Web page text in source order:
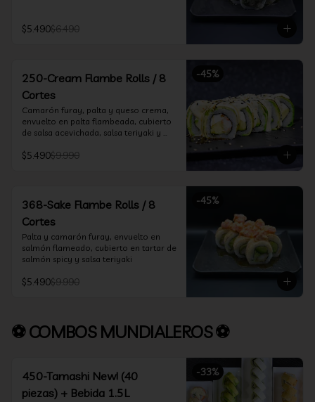
$5.490$6.490
-45%
250-Cream Flambe Rolls / 8
Cortes
Camarón furay, palta y queso crema,
envuelto en palta flambeada, cubierto
de salsa acevichada, salsa teriyaki y
$5.490$9.990
-45%
368-Sake Flambe Rolls / 8
Cortes
Palta y camarón furay, envuelto en
salmón flameado, cubierto en tartar de
salmón spicy y salsa teriyaki
$5.490$9.990
⚽ COMBOS MUNDIALEROS ⚽
-33%
450-Tamashi New! (40
piezas) + Bebida 1.5L